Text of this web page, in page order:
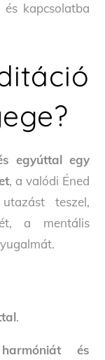
kapcsolatba
egyúttal egy
, a valódi Éned
teszel,
a mentális
.
és